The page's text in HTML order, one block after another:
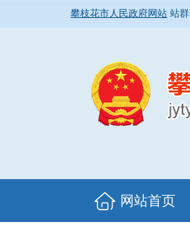
攀枝花市人民政府网站 站群
网站首页